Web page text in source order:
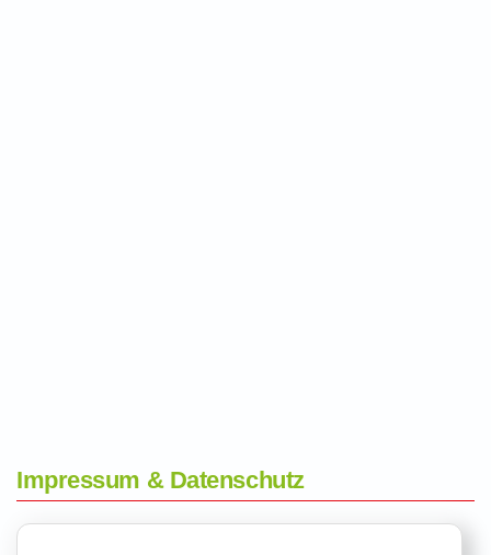
Impressum & Datenschutz